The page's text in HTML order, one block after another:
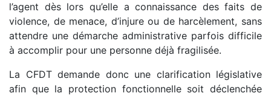
l’agent dès lors qu’elle a connaissance des faits de
violence, de menace, d’injure ou de harcèlement, sans
attendre une démarche administrative parfois difficile
à accomplir pour une personne déjà fragilisée.
La CFDT demande donc une clarification législative
afin que la protection fonctionnelle soit déclenchée